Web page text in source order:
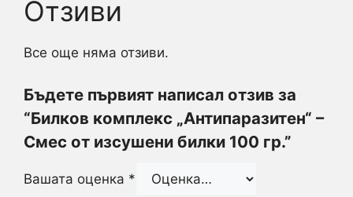
Отзиви
Все още няма отзиви.
Бъдете първият написал отзив за
“Билков комплекс „Антипаразитен“ –
Смес от изсушени билки 100 гр.”
Вашата оценка *